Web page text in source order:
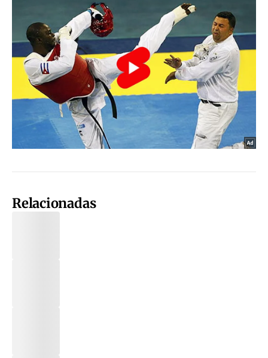
Relacionadas